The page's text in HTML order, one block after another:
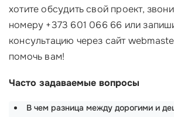
хотите обсудить свой проект,
номеру +373 601 066 66 или
консультацию через сайт
помочь вам!
Часто задаваемые вопросы
В чем разница между дорогими и